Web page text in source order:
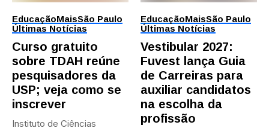
EducaçãoMaisSão Paulo
Últimas Notícias
Curso gratuito
sobre TDAH reúne
pesquisadores da
USP; veja como se
inscrever
Instituto de Ciências
EducaçãoMaisSão Paulo
Últimas Notícias
Vestibular 2027:
Fuvest lança Guia
de Carreiras para
auxiliar candidatos
na escolha da
profissão